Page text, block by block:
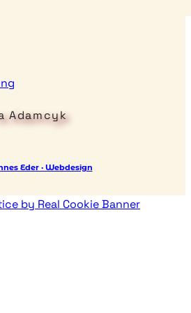
Adamcyk
Eder · Webdesign
by Real Cookie Banner